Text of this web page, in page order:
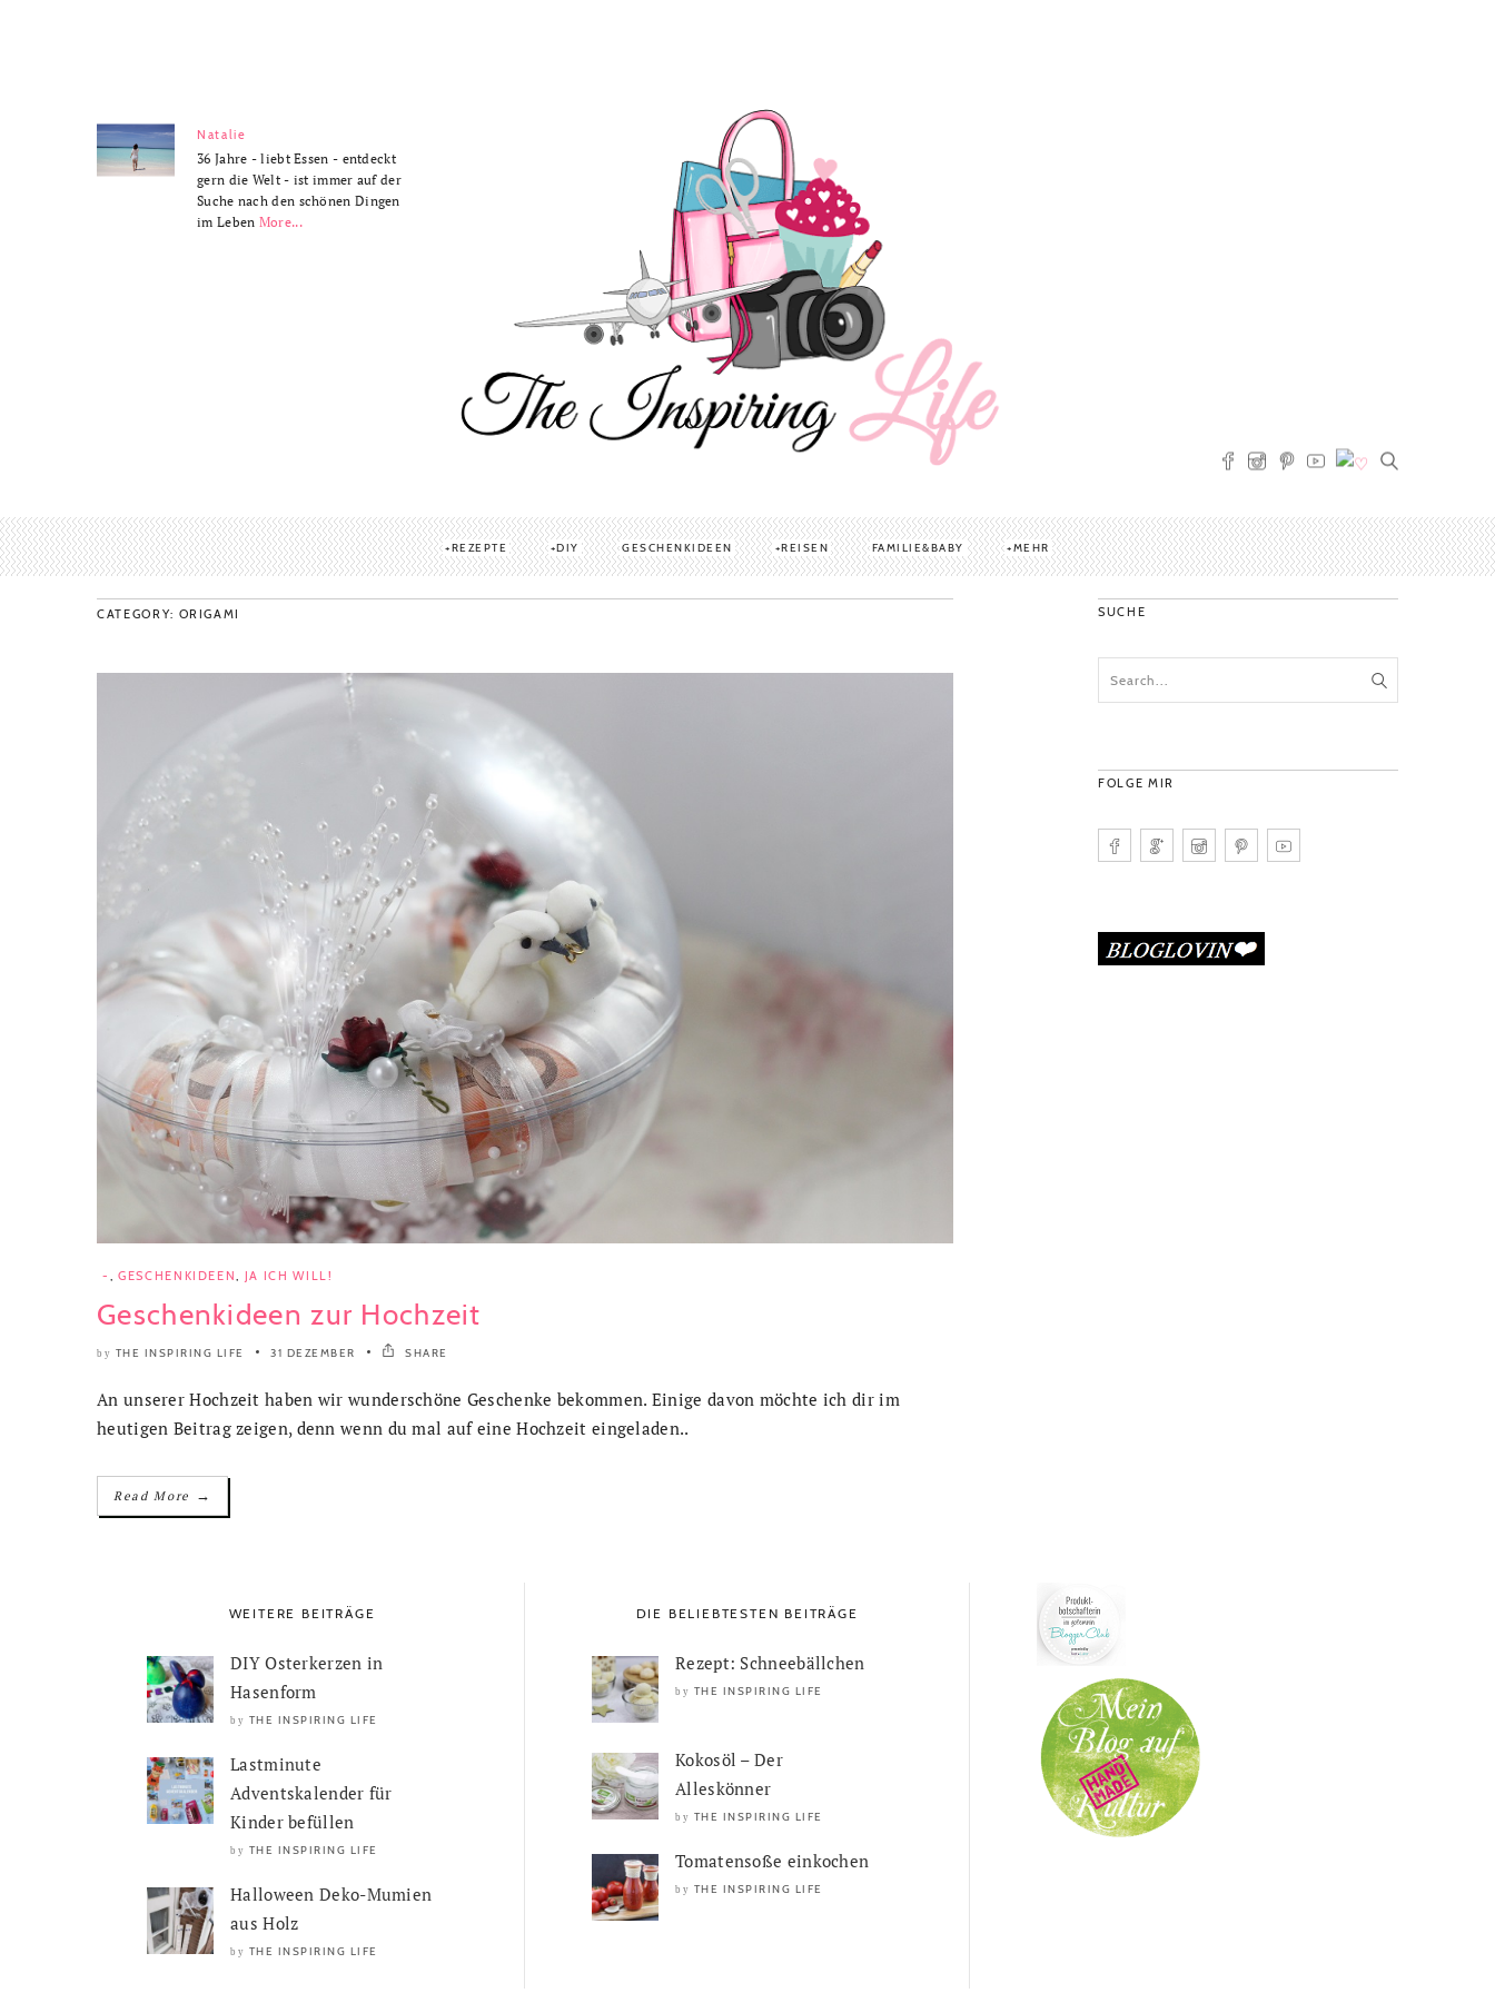
Natalie
36 Jahre - liebt Essen - entdeckt
gern die Welt - ist immer auf der
Suche nach den schönen Dingen
im Leben More...
REZEPTE DIY GESCHENKIDEEN REISEN FAMILIE&BABY MEHR
CATEGORY: ORIGAMI
- GESCHENKIDEEN JA ICH WILL!
Geschenkideen zur Hochzeit
by THE INSPIRING LIFE 31 DEZEMBER SHARE
An unserer Hochzeit haben wir wunderschöne Geschenke bekommen. Einige davon möchte ich dir im
heutigen Beitrag zeigen, denn wenn du mal auf eine Hochzeit eingeladen..
Read More →
SUCHE
FOLGE MIR
WEITERE BEITRÄGE
DIY Osterkerzen in
Hasenform
by THE INSPIRING LIFE
Lastminute
Adventskalender für
Kinder befüllen
by THE INSPIRING LIFE
Halloween Deko-Mumien
aus Holz
by THE INSPIRING LIFE
DIE BELIEBTESTEN BEITRÄGE
Rezept: Schneebällchen
by THE INSPIRING LIFE
Kokosöl – Der
Alleskönner
by THE INSPIRING LIFE
Tomatensoße einkochen
by THE INSPIRING LIFE